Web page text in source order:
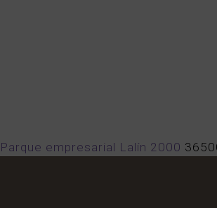
Parque empresarial Lalín 2000